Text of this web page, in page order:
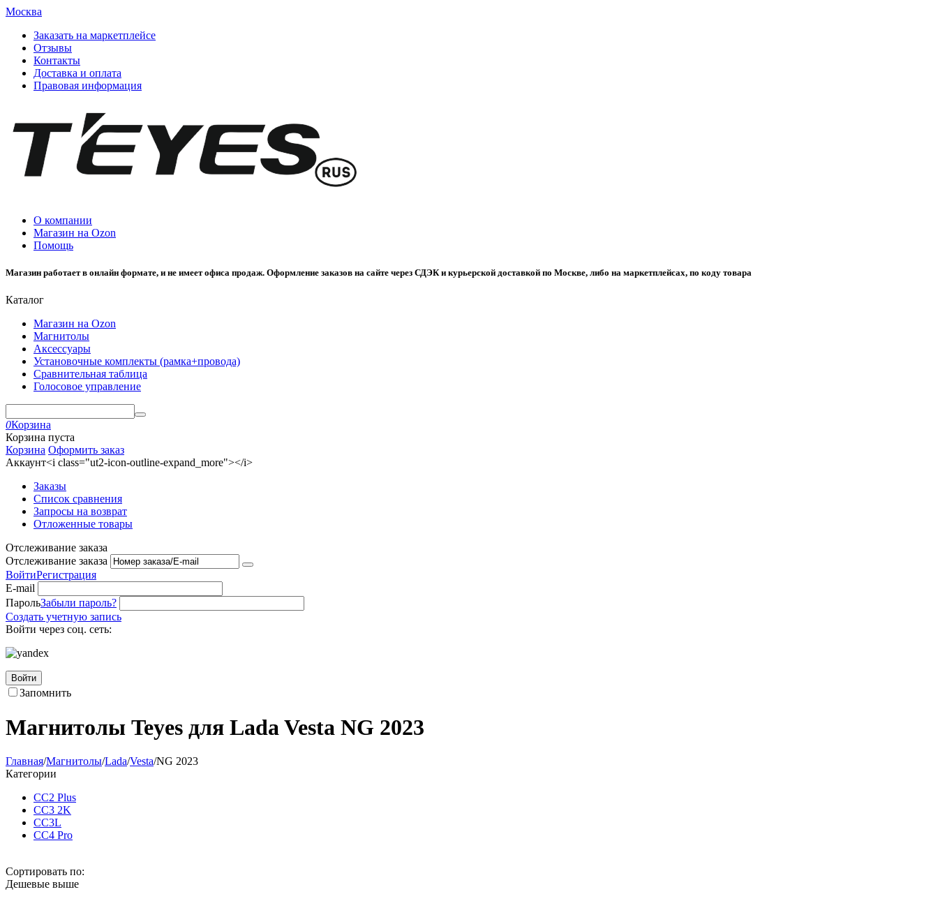
Москва
Заказать на маркетплейсе
Отзывы
Контакты
Доставка и оплата
Правовая информация
О компании
Магазин на Ozon
Помощь
Магазин работает в онлайн формате, и не имеет офиса продаж. Оформление заказов на сайте через СДЭК и курьерской доставкой по Москве, либо на маркетплейсах, по коду товара
Каталог
Магазин на Ozon
Магнитолы
Аксессуары
Установочные комплекты (рамка+провода)
Сравнительная таблица
Голосовое управление
0Корзина
Корзина пуста
Корзина Оформить заказ
Аккаунт<i class="ut2-icon-outline-expand_more"></i>
Заказы
Список сравнения
Запросы на возврат
Отложенные товары
Отслеживание заказа
Отслеживание заказа
ВойтиРегистрация
E-mail
ПарольЗабыли пароль?
Создать учетную запись
Войти через соц. сеть:
Войти
Запомнить
Магнитолы Teyes для Lada Vesta NG 2023
Главная/Магнитолы/Lada/Vesta/NG 2023
Категории
CC2 Plus
CC3 2K
CC3L
CC4 Pro
Сортировать по:
Дешевые выше